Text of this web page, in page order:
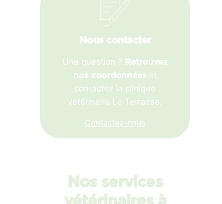
Nous contacter
Une question ? Retrouvez
nos coordonnées et
contactez la clinique
vétérinaire La Terrasse.
Contactez-nous
Nos services